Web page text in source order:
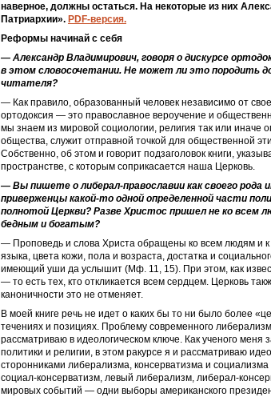
наверное, должны остаться. На некоторые из них
Патриархии». PDF-версия.
Реформы начинай с себя
— Александр Владимирович, говоря о дискурсе
в этом словосочетании. Не может ли это породить
читателя?
— Как правило, образованный человек независимо от
ортодоксия — это православное вероучение и
мы знаем из мировой социологии, религия так или иначе
общества, служит отправной точкой для общественной
Собственно, об этом и говорит подзаголовок книги,
пространстве, с которым соприкасается наша Церковь.
— Вы пишете о либерал-православии как своего рода
приверженцы какой-то одной определенной части
полнотой Церкви? Разве Христос пришел не ко
бедным и богатым?
— Проповедь и слова Христа обращены ко всем людям и к
языка, цвета кожи, пола и возраста, достатка и
имеющий уши да услышит (Мф. 11, 15). При этом, как
— то есть тех, кто откликается всем сердцем. Церковь
каноничности это не отменяет.
В моей книге речь не идет о каких бы то ни было более
течениях и позициях. Проблему современного
рассматриваю в идеологическом ключе. Как ученого
политики и религии, в этом ракурсе я и рассматриваю
сторонниками либерализма, консерватизма и
социал-консерватизм, левый либерализм, либерал-
мировых событий — одни выборы американского